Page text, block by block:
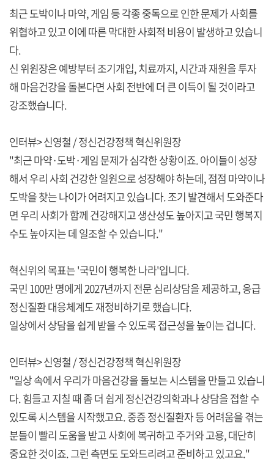
최근 도박이나 마약, 게임 등 각종 중독으로 인한 문제가 사회를
위협하고 있고 이에 따른 막대한 사회적 비용이 발생하고 있습니
다.
신 위원장은 예방부터 조기개입, 치료까지, 시간과 재원을 투자
해 마음건강을 돌본다면 사회 전반에 더 큰 이득이 될 것이라고
강조했습니다.
인터뷰> 신영철 / 정신건강정책 혁신위원장
"최근 마약·도박·게임 문제가 심각한 상황이죠. 아이들이 성장
해서 우리 사회 건강한 일원으로 성장해야 하는데, 점점 마약이나
도박을 찾는 나이가 어려지고 있습니다. 조기 발견해서 도와준다
면 우리 사회가 함께 건강해지고 생산성도 높아지고 국민 행복지
수도 높아지는 데 일조할 수 있습니다."
혁신위의 목표는 '국민이 행복한 나라'입니다.
국민 100만 명에게 2027년까지 전문 심리상담을 제공하고, 응급
정신질환 대응체계도 재정비하기로 했습니다.
일상에서 상담을 쉽게 받을 수 있도록 접근성을 높이는 겁니다.
인터뷰> 신영철 / 정신건강정책 혁신위원장
"일상 속에서 우리가 마음건강을 돌보는 시스템을 만들고 있습니
다. 힘들고 지칠 때 좀 더 쉽게 정신건강의학과나 상담을 접할 수
있도록 시스템을 시작했고요. 중증 정신질환자 등 어려움을 겪는
분들이 빨리 도움을 받고 사회에 복귀하고 주거와 고용, 대단히
중요한 것이죠. 그런 측면도 도와드리려고 준비하고 있고요."